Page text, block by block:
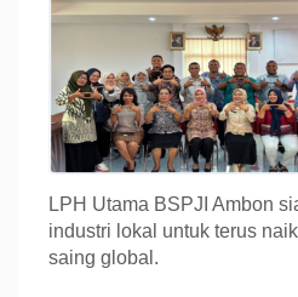
LPH Utama BSPJI Ambon
industri lokal untuk terus
saing global.